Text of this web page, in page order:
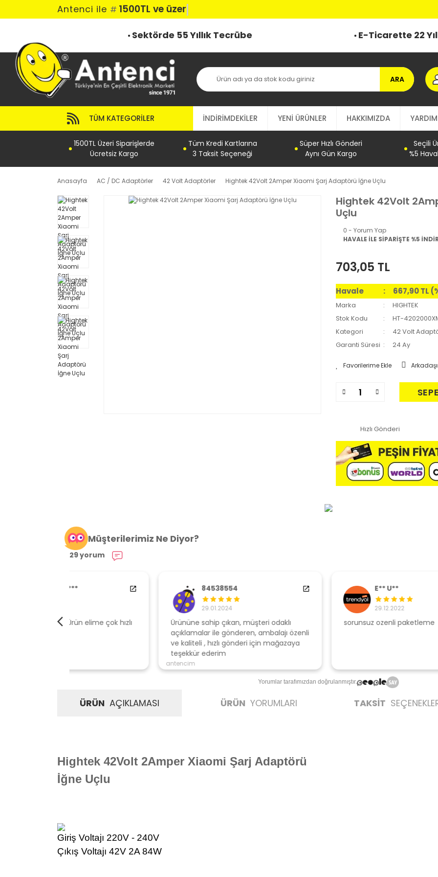
Antenci ile # 1500TL ve üzeri k
Sektörde 55 Yıllık Tecrübe E-Ticarette 22
ARA
TÜM KATEGORILER İNDİRİMDEKİLER YENİ ÜRÜNLER HAKKIMIZDA YARDIM
1500TL Üzeri Siparişlerde
Ücretsiz Kargo
Tüm Kredi Kartlarına
3 Taksit Seçeneği
Süper Hızlı Gönderi
Aynı Gün Kargo
Seçili
%5
Anasayfa AC / DC Adaptörler 42 Volt Adaptörler Hightek 42Volt 2Amper Xiaomi Şarj Adaptörü İğne Uçlu
Hightek 42Volt
Uçlu
0 - Yorum Yap
HAVALE İLE SİPARİŞTE %5
703,05 TL
Havale 667,90 TL
Marka
HIGHTEK
Stok Kodu
HT-
Kategori
42 Volt
Garanti Süresi
24 Ay
Hızlı Gönderi
Müşterilerimiz Ne Diyor?
29 yorum
84538554
Ürününe sahip çıkan, müşteri odaklı
açıklamalar ile gönderen, ambalajı özenli
ve kaliteli , hızlı gönderi için mağazaya
E** U**
sorunsuz ozenli paketleme
Yorumlar tarafımızdan doğrulanmıştır.
ÜRÜN AÇIKLAMASI ÜRÜN YORUMLARI TAKSİT
Hightek 42Volt 2Amper Xiaomi Şarj Adaptörü
İğne Uçlu
Giriş Voltajı 220V - 240V
Çıkış Voltajı 42V 2A 84W